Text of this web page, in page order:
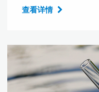
查看详情